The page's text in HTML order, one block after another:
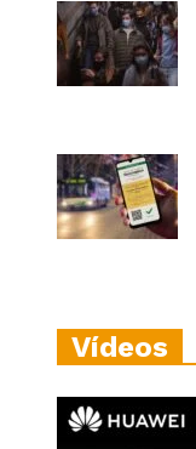
Vídeos